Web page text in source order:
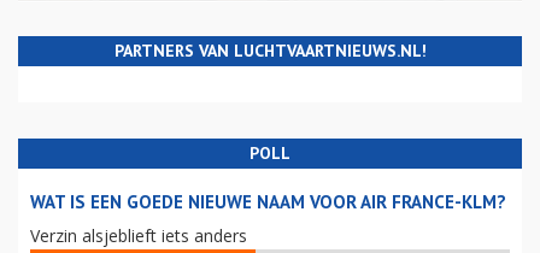
PARTNERS VAN LUCHTVAARTNIEUWS.NL!
POLL
WAT IS EEN GOEDE NIEUWE NAAM VOOR AIR FRANCE-KLM?
Verzin alsjeblieft iets anders